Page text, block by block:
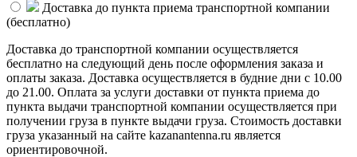
Доставка до пункта приема транспортной компании
(бесплатно)
Доставка до транспортной компании осуществляется
бесплатно на следующий день после оформления заказа и
оплаты заказа. Доставка осуществляется в будние дни с 10.00
до 21.00. Оплата за услуги доставки от пункта приема до
пункта выдачи транспортной компании осуществляется при
получении груза в пункте выдачи груза. Стоимость доставки
груза указанный на сайте kazanantenna.ru является
ориентировочной.